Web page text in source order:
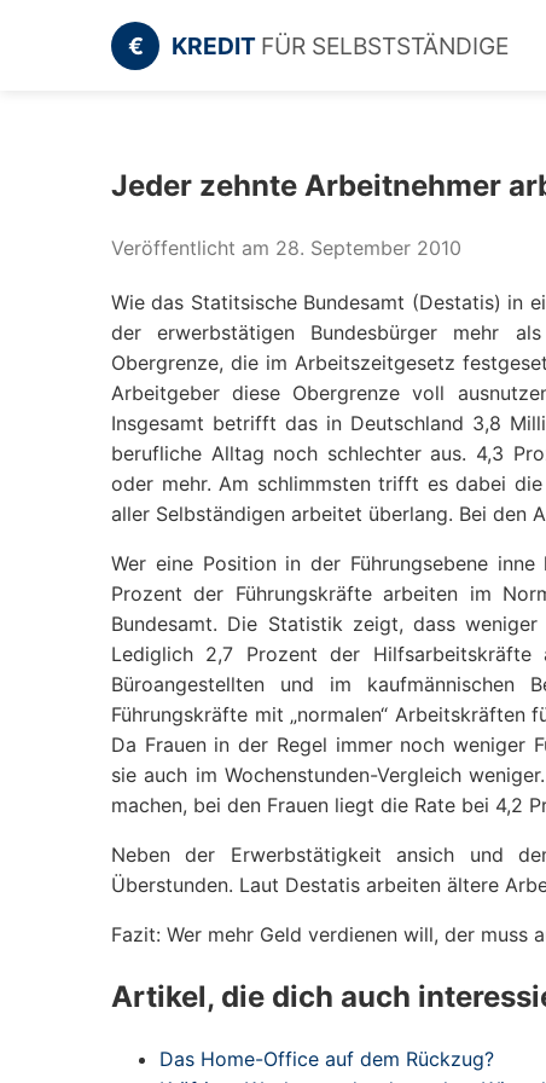
€ KREDIT FÜR SELBSTSTÄNDIGE
Jeder zehnte Arbeitnehmer
Veröffentlicht am 28. September 2010
Wie das Statitsische Bundesamt (Destatis) in
der erwerbstätigen Bundesbürger mehr
Obergrenze, die im Arbeitszeitgesetz
Arbeitgeber diese Obergrenze voll
Insgesamt betrifft das in Deutschland 3,8
berufliche Alltag noch schlechter aus. 4,3
oder mehr. Am schlimmsten trifft es dabei
aller Selbständigen arbeitet überlang. Bei den
Wer eine Position in der Führungsebene
Prozent der Führungskräfte arbeiten im
Bundesamt. Die Statistik zeigt, dass
Lediglich 2,7 Prozent der
Büroangestellten und im
Führungskräfte mit „normalen“ Arbeitskräften
Da Frauen in der Regel immer noch weniger
sie auch im Wochenstunden-Vergleich
machen, bei den Frauen liegt die Rate bei 4,2
Neben der Erwerbstätigkeit ansich und
Überstunden. Laut Destatis arbeiten ältere
Fazit: Wer mehr Geld verdienen will, der muss
Artikel, die dich auch
Das Home-Office auf dem Rückzug?